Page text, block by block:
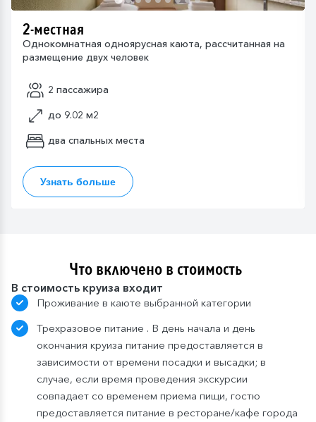
2-местная
Однокомнатная одноярусная каюта, рассчитанная на
размещение двух человек
2 пассажира
до 9.02 м2
два спальных места
Узнать больше
Что включено в стоимость
В стоимость круиза входит
Проживание в каюте выбранной категории
Трехразовое питание . В день начала и день
окончания круиза питание предоставляется в
зависимости от времени посадки и высадки; в
случае, если время проведения экскурсии
совпадает со временем приема пищи, гостю
предоставляется питание в ресторане/кафе города